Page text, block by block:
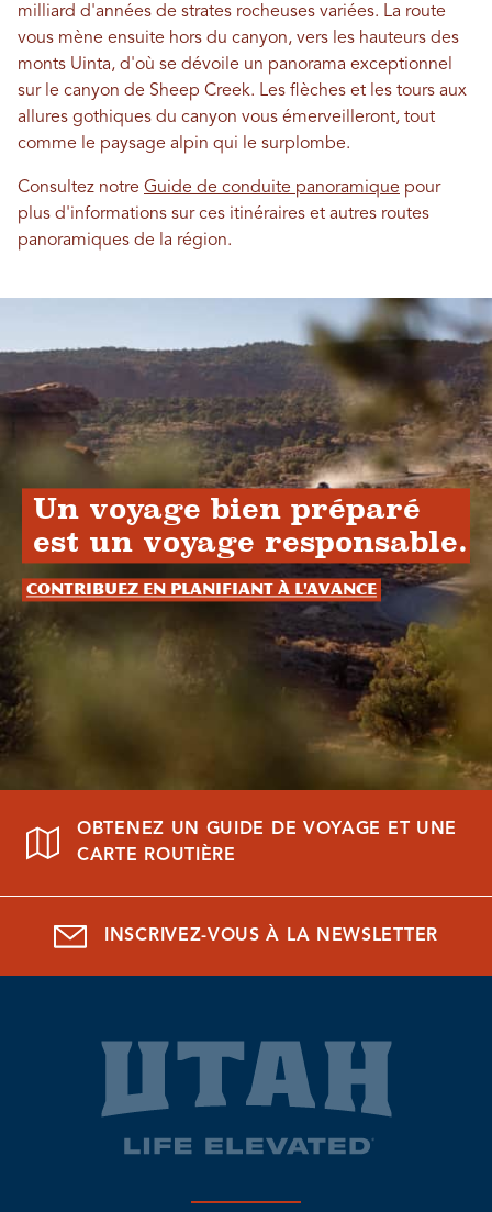
milliard d'années de strates rocheuses variées. La route
vous mène ensuite hors du canyon, vers les hauteurs des
monts Uinta, d'où se dévoile un panorama exceptionnel
sur le canyon de Sheep Creek. Les flèches et les tours aux
allures gothiques du canyon vous émerveilleront, tout
comme le paysage alpin qui le surplombe.
Consultez notre Guide de conduite panoramique pour
plus d'informations sur ces itinéraires et autres routes
panoramiques de la région.
Un voyage bien préparé
est un voyage responsable.
Contribuez en planifiant à l'avance
OBTENEZ UN GUIDE DE VOYAGE ET UNE
CARTE ROUTIÈRE
INSCRIVEZ-VOUS À LA NEWSLETTER